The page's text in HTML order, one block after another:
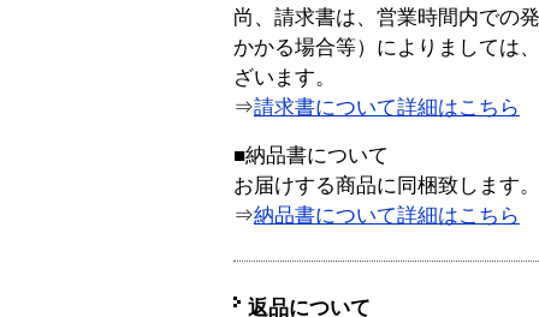
尚、請求書は、営業時間内での
かかる場合等）によりましては
ざいます。
⇒請求書について詳細はこちら
■納品書について
お届けする商品に同梱致します。
⇒納品書について詳細はこちら
返品について